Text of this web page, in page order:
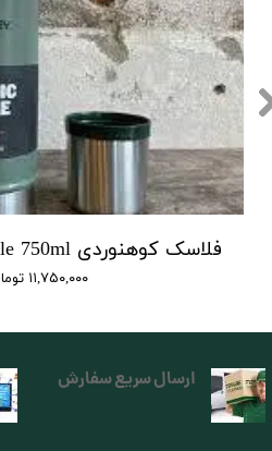
۱۱,۷۵۰,۰۰۰ تومان
ارسال سریع سفارش